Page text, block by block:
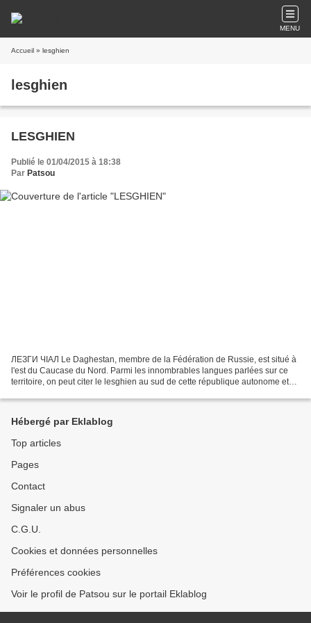
MENU
Accueil » lesghien
lesghien
LESGHIEN
Publié le 01/04/2015 à 18:38
Par Patsou
ЛЕЗГИ ЧӀАЛ Le Daghestan, membre de la Fédération de Russie, est situé à
l'est du Caucase du Nord. Parmi les innombrables langues parlées sur ce
territoire, on peut citer le lesghien au sud de cette république autonome et
Hébergé par Eklablog
Top articles
Pages
Contact
Signaler un abus
C.G.U.
Cookies et données personnelles
Préférences cookies
Voir le profil de Patsou sur le portail Eklablog